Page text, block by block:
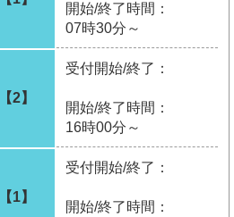
開始/終了時間：
07時30分～
2】
受付開始/終了：
開始/終了時間：
16時00分～
1】
受付開始/終了：
開始/終了時間：